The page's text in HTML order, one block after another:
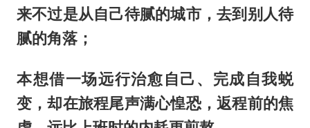
来不过是从自己待腻的城市，去到别人待
腻的角落；
本想借一场远行治愈自己、完成自我蜕
变，却在旅程尾声满心惶恐，返程前的焦